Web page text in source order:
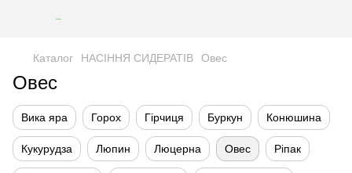
Каталог НАСІННЯ СИДЕРАТІВ Овес
Овес
Вика яра Горох Гірчиця Буркун Конюшина
Кукурудза Люпин Люцерна Овес Ріпак